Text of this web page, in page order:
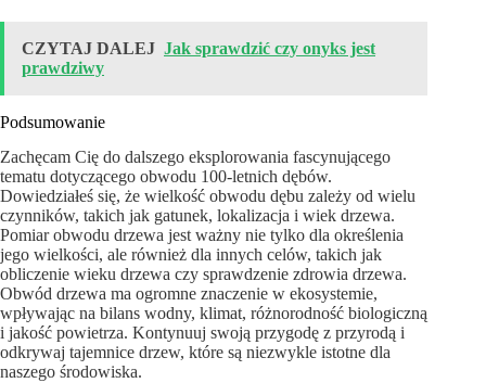
CZYTAJ DALEJ Jak sprawdzić czy onyks jest
prawdziwy
Podsumowanie
Zachęcam Cię do dalszego eksplorowania fascynującego
tematu dotyczącego obwodu 100-letnich dębów.
Dowiedziałeś się, że wielkość obwodu dębu zależy od wielu
czynników, takich jak gatunek, lokalizacja i wiek drzewa.
Pomiar obwodu drzewa jest ważny nie tylko dla określenia
jego wielkości, ale również dla innych celów, takich jak
obliczenie wieku drzewa czy sprawdzenie zdrowia drzewa.
Obwód drzewa ma ogromne znaczenie w ekosystemie,
wpływając na bilans wodny, klimat, różnorodność biologiczną
i jakość powietrza. Kontynuuj swoją przygodę z przyrodą i
odkrywaj tajemnice drzew, które są niezwykle istotne dla
naszego środowiska.